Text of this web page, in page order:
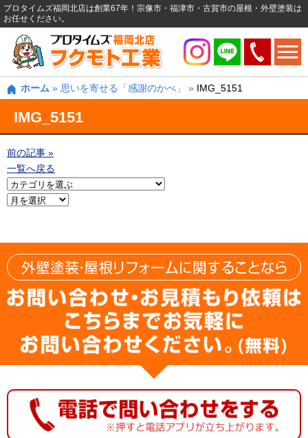
プロタイムズ福岡北店は創業67年！宗像市・福津市・古賀市の屋根・外壁塗装は
お任せください。
ホーム » 思いを寄せる「感謝のかべ」 » IMG_5151
IMG_5151
前の記事 »
一覧へ戻る